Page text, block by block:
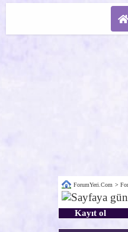
ForumYeri.Com >
Kayıt ol